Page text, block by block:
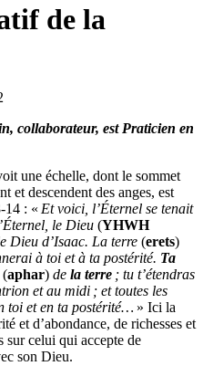
de la
collaborateur, est Praticien en
une échelle, dont le sommet
et descendent des anges, est
14 : « Et voici, l’Éternel se tenait
le Dieu (YHWH
Dieu d’Isaac. La terre (erets)
à toi et à ta postérité. Ta
(aphar) de la terre ; tu t’étendras
et au midi ; et toutes les
toi et en ta postérité… » Ici la
et d’abondance, de richesses et
sur celui qui accepte de
son Dieu.